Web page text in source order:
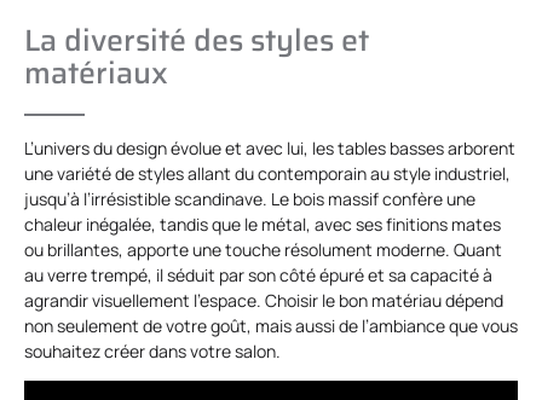
La diversité des styles et
matériaux
L’univers du design évolue et avec lui, les tables basses arborent
une variété de styles allant du contemporain au style industriel,
jusqu’à l’irrésistible scandinave. Le bois massif confère une
chaleur inégalée, tandis que le métal, avec ses finitions mates
ou brillantes, apporte une touche résolument moderne. Quant
au verre trempé, il séduit par son côté épuré et sa capacité à
agrandir visuellement l’espace. Choisir le bon matériau dépend
non seulement de votre goût, mais aussi de l’ambiance que vous
souhaitez créer dans votre salon.